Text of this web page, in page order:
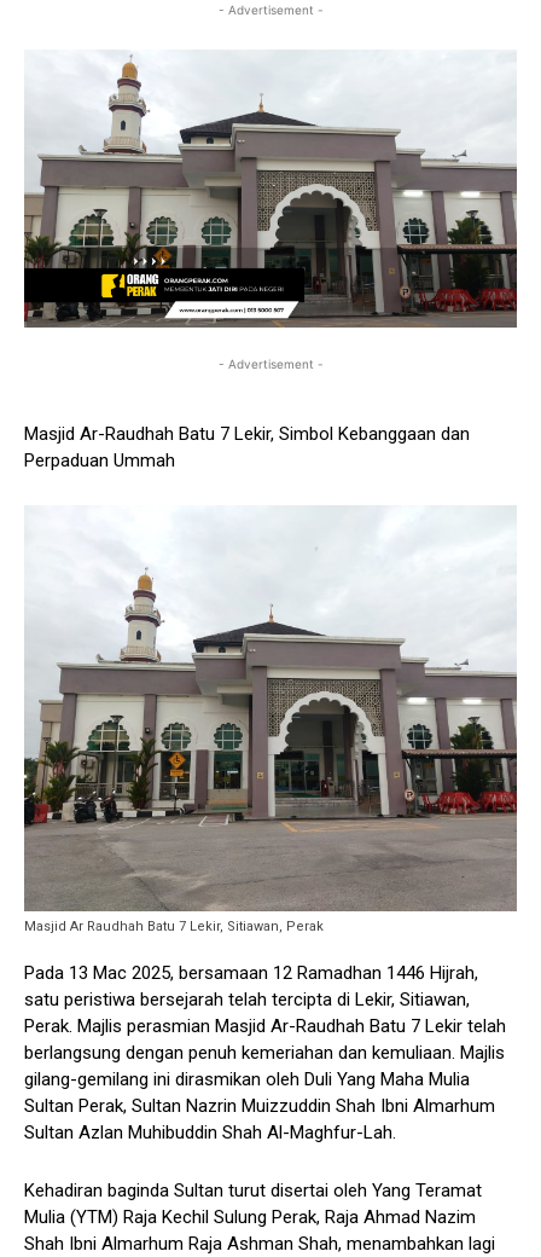
- Advertisement -
- Advertisement -
Masjid Ar-Raudhah Batu 7 Lekir, Simbol Kebanggaan dan
Perpaduan Ummah
Masjid Ar Raudhah Batu 7 Lekir, Sitiawan, Perak
Pada 13 Mac 2025, bersamaan 12 Ramadhan 1446 Hijrah,
satu peristiwa bersejarah telah tercipta di Lekir, Sitiawan,
Perak. Majlis perasmian Masjid Ar-Raudhah Batu 7 Lekir telah
berlangsung dengan penuh kemeriahan dan kemuliaan. Majlis
gilang-gemilang ini dirasmikan oleh Duli Yang Maha Mulia
Sultan Perak, Sultan Nazrin Muizzuddin Shah Ibni Almarhum
Sultan Azlan Muhibuddin Shah Al-Maghfur-Lah.
Kehadiran baginda Sultan turut disertai oleh Yang Teramat
Mulia (YTM) Raja Kechil Sulung Perak, Raja Ahmad Nazim
Shah Ibni Almarhum Raja Ashman Shah, menambahkan lagi